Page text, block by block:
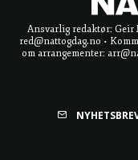
Ansvarlig redaktør: Geir
red@nattogdag.no •
om arrangementer: